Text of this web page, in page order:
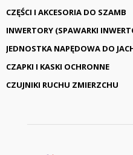
CZĘŚCI I AKCESORIA DO SZAMB
INWERTORY (SPAWARKI
JEDNOSTKA NAPĘDOWA DO
CZAPKI I KASKI OCHRONNE
CZUJNIKI RUCHU ZMIERZCHU